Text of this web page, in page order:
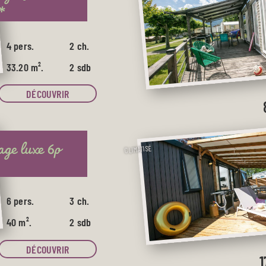
4 pers.
2 ch.
33.20 m².
2 sdb
DÉCOUVRIR
luxe 6p
6 pers.
3 ch.
40 m².
2 sdb
DÉCOUVRIR
CLIMATISÉ